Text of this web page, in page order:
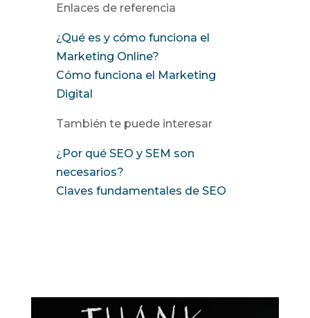
Enlaces de referencia
¿Qué es y cómo funciona el
Marketing Online?
Cómo funciona el Marketing
Digital
También te puede interesar
¿Por qué SEO y SEM son
necesarios?
Claves fundamentales de SEO